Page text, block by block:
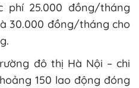
phí 25.000 đồng/tháng
30.000 đồng/tháng cho
đô thị Hà Nội – chi
150 lao động đóng